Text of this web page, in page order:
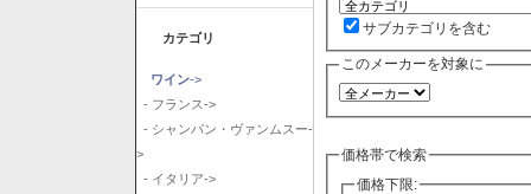
カテゴリ
ワイン->
- フランス->
- シャンパン・ヴァンムスー-
>
- イタリア->
サブカテゴリを含む
このメーカーを対象に
価格帯で検索
価格下限: